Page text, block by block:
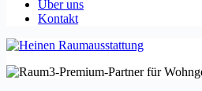
Über uns
Kontakt